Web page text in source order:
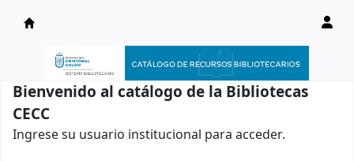
Catálogo en línea
Bienvenido al catálogo de la Bibliotecas
CECC
Ingrese su usuario institucional para acceder.